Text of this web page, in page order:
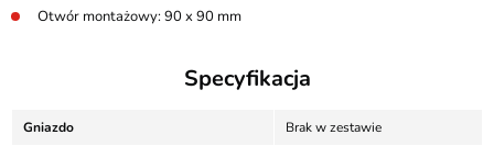
Otwór montażowy: 90 x 90 mm
Specyfikacja
Gniazdo Brak w zestawie